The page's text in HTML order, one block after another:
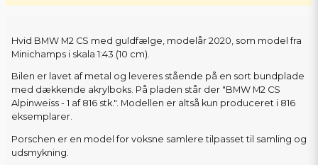
Hvid BMW M2 CS med guldfælge, modelår 2020, som model fra
Minichamps i skala 1:43 (10 cm).
Bilen er lavet af metal og leveres stående på en sort bundplade
med dækkende akrylboks. På pladen står der "BMW M2 CS
Alpinweiss - 1 af 816 stk.". Modellen er altså kun produceret i 816
eksemplarer.
Porschen er en model for voksne samlere tilpasset til samling og
udsmykning.